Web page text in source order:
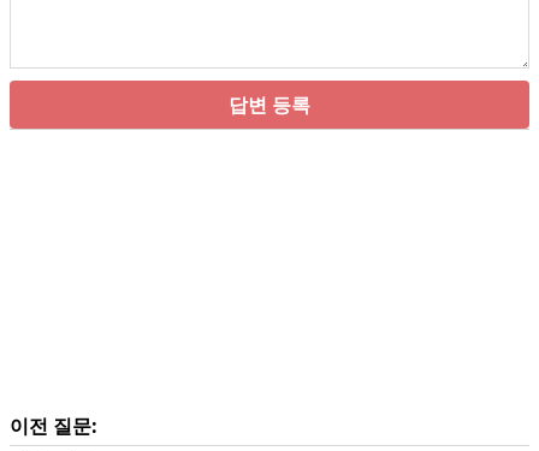
답변 등록
이전 질문: